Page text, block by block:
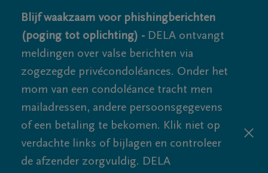
Blijf waakzaam voor phishingberichten
(poging tot oplichting) - DELA ontvangt
meldingen over valse berichten via
zogezegde privécondoléances. Onder het
mom van een condoléance tracht men
mailadressen, andere persoonsgegevens
of een betaling te bekomen. Klik niet op
verdachte links of bijlagen en controleer
de afzender zorgvuldig. DELA